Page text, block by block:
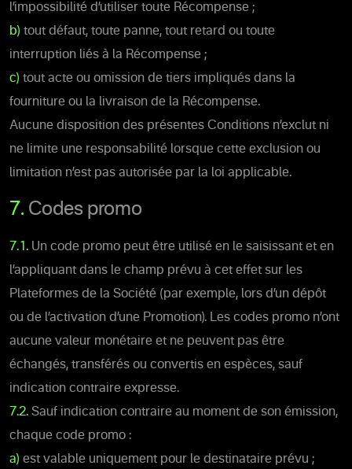
l’impossibilité d’utiliser toute Récompense ;
b) tout défaut, toute panne, tout retard ou toute
interruption liés à la Récompense ;
c) tout acte ou omission de tiers impliqués dans la
fourniture ou la livraison de la Récompense.
Aucune disposition des présentes Conditions n’exclut ni
ne limite une responsabilité lorsque cette exclusion ou
limitation n’est pas autorisée par la loi applicable.
7. Codes promo
7.1. Un code promo peut être utilisé en le saisissant et en
l’appliquant dans le champ prévu à cet effet sur les
Plateformes de la Société (par exemple, lors d’un dépôt
ou de l’activation d’une Promotion). Les codes promo n’ont
aucune valeur monétaire et ne peuvent pas être
échangés, transférés ou convertis en espèces, sauf
indication contraire expresse.
7.2. Sauf indication contraire au moment de son émission,
chaque code promo :
a) est valable uniquement pour le destinataire prévu ;